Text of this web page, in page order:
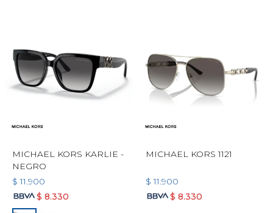
MICHAEL KORS KARLIE -
NEGRO
$ 11.900
$ 8.330
MICHAEL KORS 1121
$ 11.900
$ 8.330